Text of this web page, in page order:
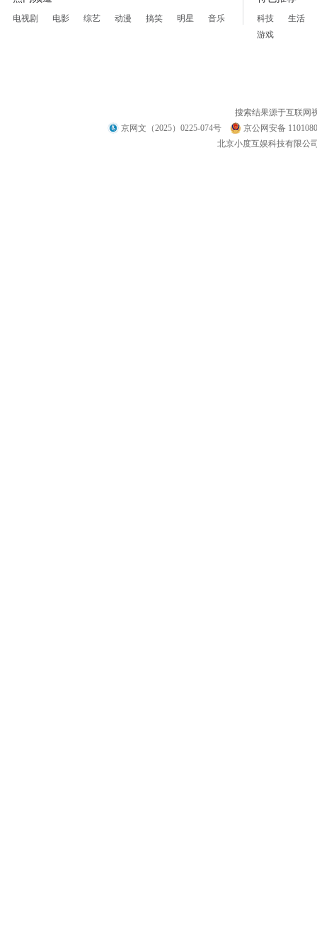
电视剧 电影 综艺 动漫 搞笑 明星 音乐 科技
生活
游戏
搜索结果源于互联网
京网文（2025）0225-074号
京公网安备
北京小度互娱科技有限公